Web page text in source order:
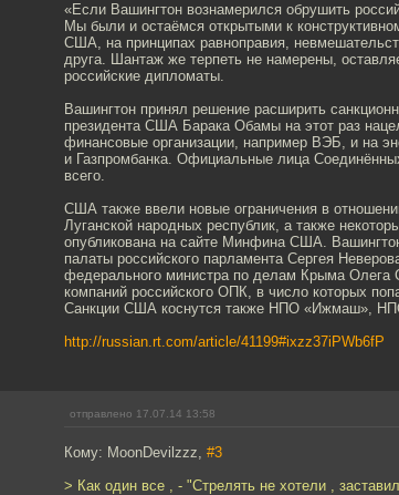
«Если Вашингтон вознамерился обрушить
Мы были и остаёмся открытыми к
США, на принципах равноправия,
друга. Шантаж же терпеть не намерены,
российские дипломаты.
Вашингтон принял решение расширить
президента США Барака Обамы на этот раз
финансовые организации, например ВЭБ, и на
и Газпромбанка. Официальные лица
всего.
США также ввели новые ограничения в
Луганской народных республик, а также
опубликована на сайте Минфина США.
палаты российского парламента Сергея
федерального министра по делам Крыма Олега
компаний российского ОПК, в число которых
Санкции США коснутся также НПО «Ижмаш»,
http://russian.rt.com/article/41199#ixzz37iPWb6fP
отправлено 17.07.14 13:58
Кому: MoonDevilzzz, #3
> Как один все , - "Стрелять не хотели ,